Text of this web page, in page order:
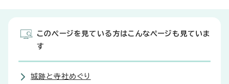
このページを見ている方はこんなページも見ていま
す
城跡と寺社めぐり